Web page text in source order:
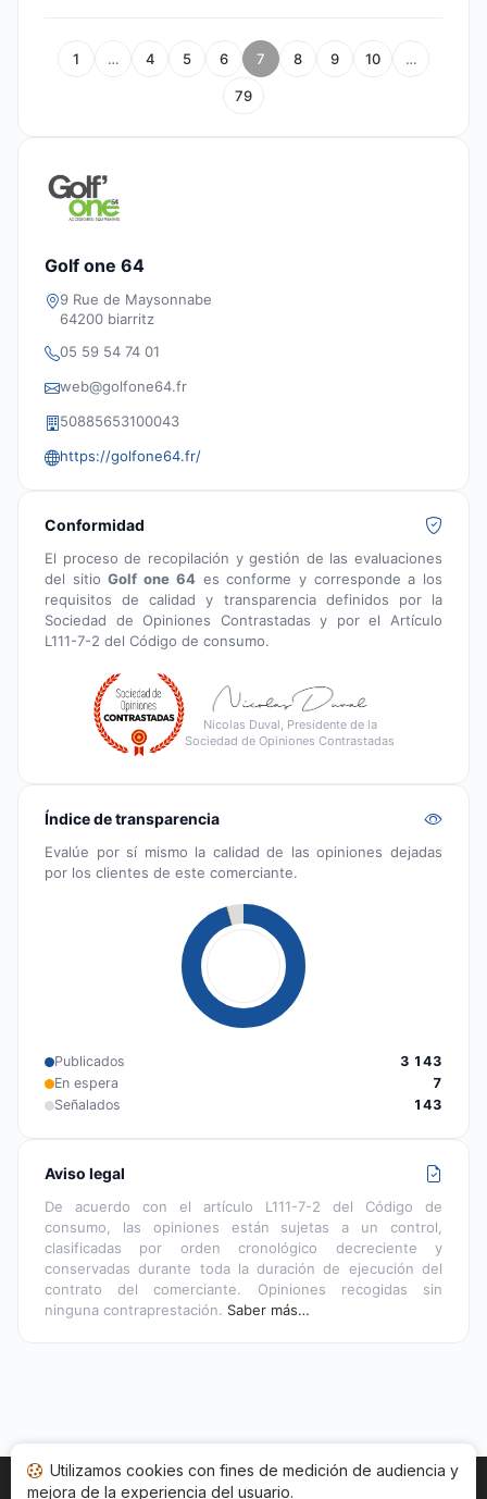
1 … 4 5 6 7 8 9 10 …
79
Golf one 64
9 Rue de Maysonnabe
64200 biarritz
05 59 54 74 01
web@golfone64.fr
50885653100043
https://golfone64.fr/
Conformidad
El proceso de recopilación y gestión de las evaluaciones
del sitioGolf one 64es conforme y corresponde a los
requisitos de calidad y transparencia definidos por la
Sociedad de Opiniones Contrastadas y por el Artículo
L111-7-2 del Código de consumo.
Nicolas Duval, Presidente de la
Sociedad de Opiniones Contrastadas
Índice de transparencia
Evalúe por sí mismo la calidad de las opiniones dejadas
por los clientes de este comerciante.
Publicados
3 143
En espera
7
Señalados
143
Aviso legal
De acuerdo con el artículo L111-7-2 del Código de
consumo, las opiniones están sujetas a un control,
clasificadas por orden cronológico decreciente y
conservadas durante toda la duración de ejecución del
contrato del comerciante. Opiniones recogidas sin
ninguna contraprestación. Saber más…
Utilizamos cookies con fines de medición de audiencia y
mejora de la experiencia del usuario.